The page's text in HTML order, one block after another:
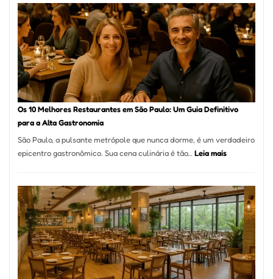
Pizzaria:
tradição
em
pizza
artesanal
forno
à
Vila
da
Os 10 Melhores Restaurantes em São Paulo: Um Guia Definitivo
para a Alta Gastronomia
São Paulo, a pulsante metrópole que nunca dorme, é um verdadeiro
epicentro gastronômico. Sua cena culinária é tão… Leia mais:
Melhores
Restaurantes
em
São
Paulo:
Um
Guia